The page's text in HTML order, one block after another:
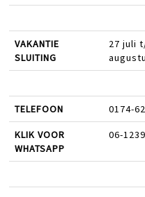
VAKANTIE
SLUITING
27 juli
TELEFOON 0174-
KLIK VOOR
WHATSAPP
06-